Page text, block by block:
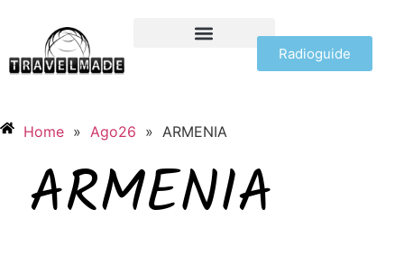
Radioguide
Home » Ago26 » ARMENIA
ARMENIA